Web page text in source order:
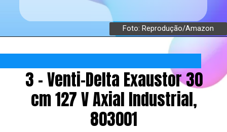
Foto: Reprodução/Amazon
3 - Venti-Delta Exaustor 30
cm 127 V Axial Industrial,
803001